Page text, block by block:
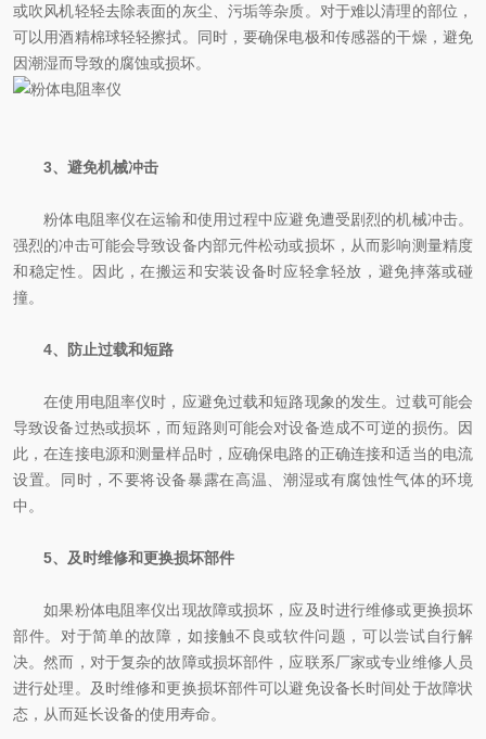
或吹风机轻轻去除表面的灰尘、污垢等杂质。对于难以清理的部位，
可以用酒精棉球轻轻擦拭。同时，要确保电极和传感器的干燥，避免
因潮湿而导致的腐蚀或损坏。
3、避免机械冲击
粉体电阻率仪在运输和使用过程中应避免遭受剧烈的机械冲击。
强烈的冲击可能会导致设备内部元件松动或损坏，从而影响测量精度
和稳定性。因此，在搬运和安装设备时应轻拿轻放，避免摔落或碰
撞。
4、防止过载和短路
在使用电阻率仪时，应避免过载和短路现象的发生。过载可能会
导致设备过热或损坏，而短路则可能会对设备造成不可逆的损伤。因
此，在连接电源和测量样品时，应确保电路的正确连接和适当的电流
设置。同时，不要将设备暴露在高温、潮湿或有腐蚀性气体的环境
中。
5、及时维修和更换损坏部件
如果粉体电阻率仪出现故障或损坏，应及时进行维修或更换损坏
部件。对于简单的故障，如接触不良或软件问题，可以尝试自行解
决。然而，对于复杂的故障或损坏部件，应联系厂家或专业维修人员
进行处理。及时维修和更换损坏部件可以避免设备长时间处于故障状
态，从而延长设备的使用寿命。